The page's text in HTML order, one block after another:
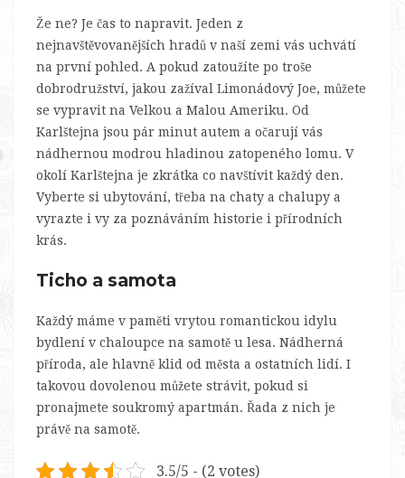
Že ne? Je čas to napravit. Jeden z
nejnavštěvovanějších hradů v naší zemi vás uchvátí
na první pohled. A pokud zatoužíte po troše
dobrodružství, jakou zažíval Limonádový Joe, můžete
se vypravit na Velkou a Malou Ameriku. Od
Karlštejna jsou pár minut autem a očarují vás
nádhernou modrou hladinou zatopeného lomu. V
okolí Karlštejna je zkrátka co navštívit každý den.
Vyberte si ubytování, třeba na chaty a chalupy a
vyrazte i vy za poznáváním historie i přírodních
krás.
Ticho a samota
Každý máme v paměti vrytou romantickou idylu
bydlení v chaloupce na samotě u lesa. Nádherná
příroda, ale hlavně klid od města a ostatních lidí. I
takovou dovolenou můžete strávit, pokud si
pronajmete soukromý apartmán. Řada z nich je
právě na samotě.
3.5/5 - (2 votes)